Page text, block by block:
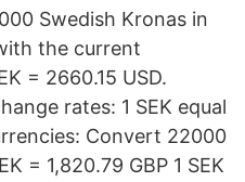
Swedish Kronas in
the current
= 2660.15 USD.
rates: 1 SEK equal
Convert 22000
= 1,820.79 GBP 1 SEK